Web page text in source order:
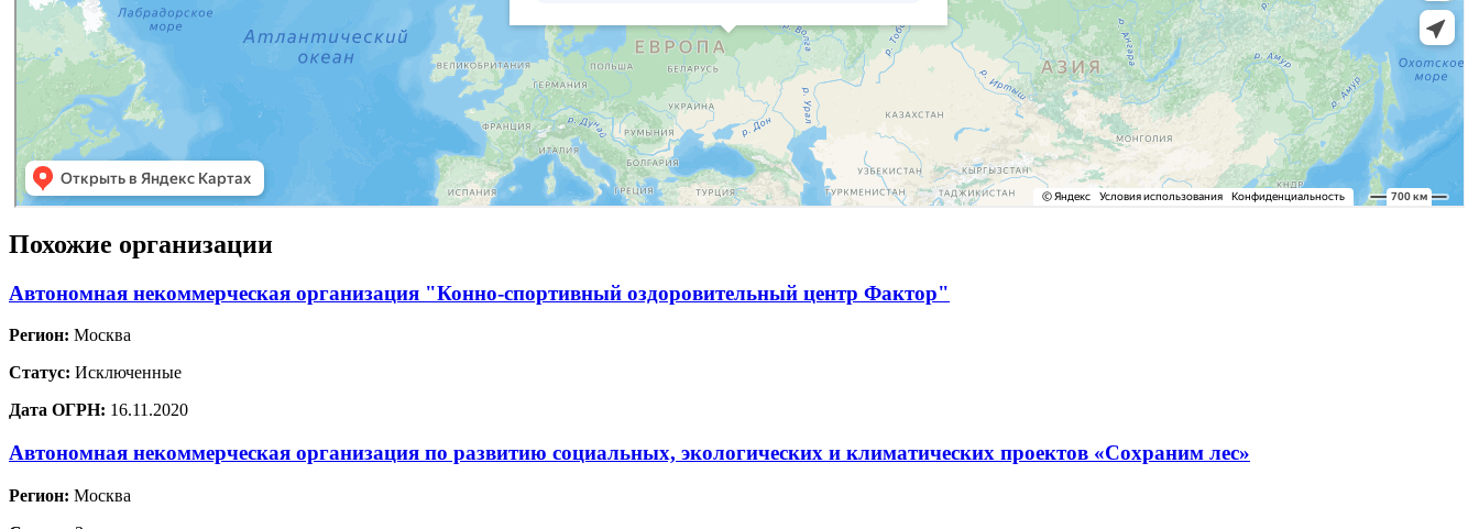
Похожие организации
Автономная некоммерческая организация "Конно-спортивный оздоровительный центр Фактор"
Регион: Москва
Статус: Исключенные
Дата ОГРН: 16.11.2020
Автономная некоммерческая организация по развитию социальных, экологических и климатических проектов «Сохраним лес»
Регион: Москва